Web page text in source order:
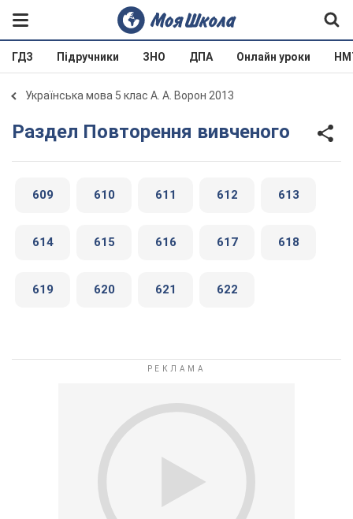
ГДЗ Підручники ЗНО ДПА Онлайн уроки
Українська мова 5 клас А. А. Ворон 2013
Раздел Повторення вивченого
609 610 611 612 613
614 615 616 617 618
619 620 621 622